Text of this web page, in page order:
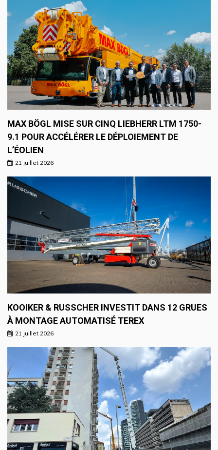
MAX BÖGL MISE SUR CINQ LIEBHERR LTM 1750-
9.1 POUR ACCÉLÉRER LE DÉPLOIEMENT DE
L’ÉOLIEN
21 juillet 2026
KOOIKER & RUSSCHER INVESTIT DANS 12 GRUES
À MONTAGE AUTOMATISÉ TEREX
21 juillet 2026